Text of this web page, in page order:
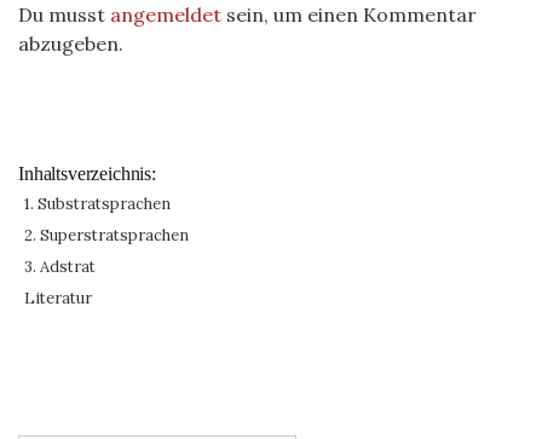
Du musst angemeldet sein, um einen Kommentar
abzugeben.
Inhaltsverzeichnis:
1. Substratsprachen
2. Superstratsprachen
3. Adstrat
Literatur